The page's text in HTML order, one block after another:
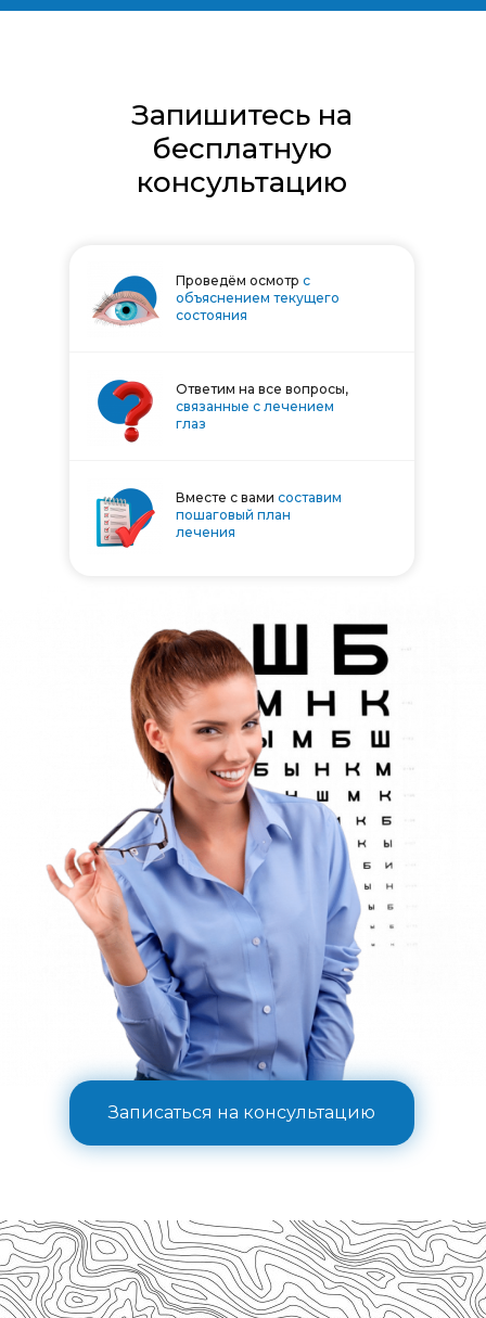
Запишитесь на
бесплатную
консультацию
Проведём осмотр с
объяснением текущего
состояния
Ответим на все вопросы,
связанные с лечением
глаз
Вместе с вами составим
пошаговый план
лечения
Записаться на консультацию